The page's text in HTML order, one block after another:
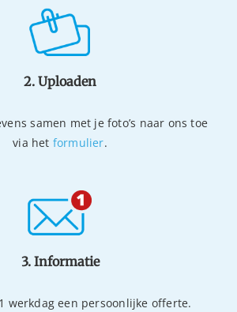
2. Uploaden
samen met je foto’s naar ons toe
via het formulier.
3. Informatie
werkdag een persoonlijke offerte.